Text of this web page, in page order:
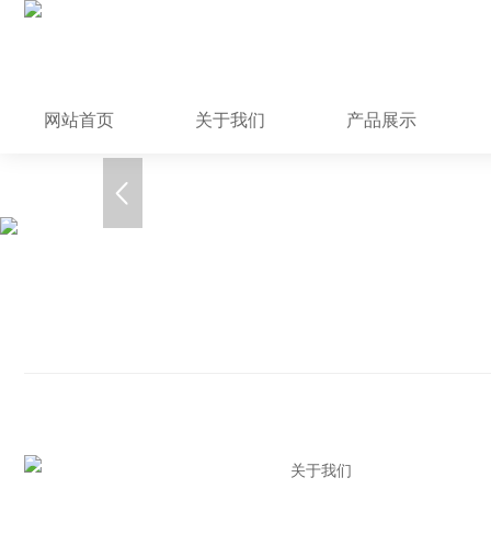
网站首页 关于我们 产品展示